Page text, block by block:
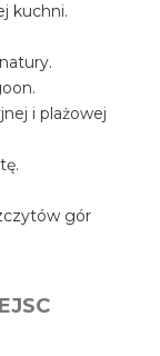
kuchni.
i plażowej
gór